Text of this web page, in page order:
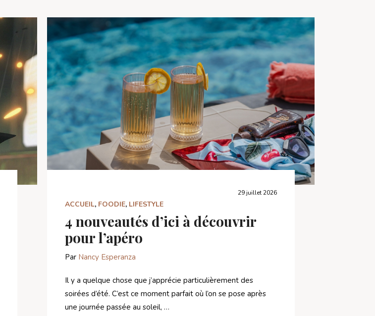
29 juillet 2026
ACCUEIL, FOODIE, LIFESTYLE
4 nouveautés d’ici à découvrir
pour l’apéro
Par Nancy Esperanza
Il y a quelque chose que j’apprécie particulièrement des
soirées d’été. C’est ce moment parfait où l’on se pose après
une journée passée au soleil, …